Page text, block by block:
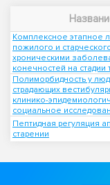
Комплексное этапное
пожилого и
хроническими
конечностей на
Полиморбидность у
страдающих
клинико-
социальное
Пептидная регуляция
старении